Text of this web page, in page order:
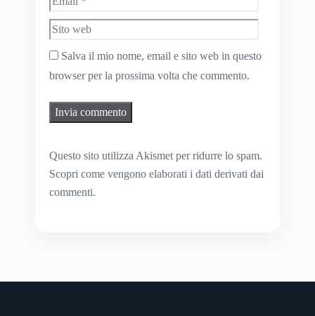
web
Salva il mio nome, email e sito web in questo
browser per la prossima volta che commento.
Questo sito utilizza Akismet per ridurre lo spam.
Scopri come vengono elaborati i dati derivati dai
commenti.